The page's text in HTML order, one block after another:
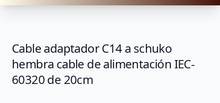
Cable adaptador C14 a schuko
hembra cable de alimentación IEC-
60320 de 20cm